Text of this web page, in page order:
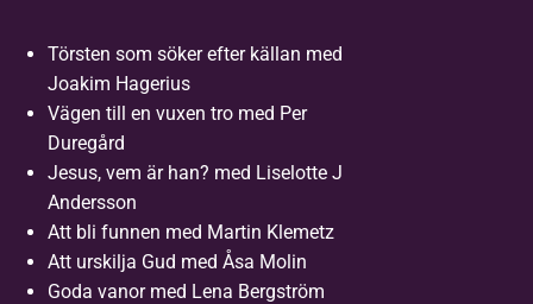
Törsten som söker efter källan med
Joakim Hagerius
Vägen till en vuxen tro med Per
Duregård
Jesus, vem är han? med Liselotte J
Andersson
Att bli funnen med Martin Klemetz
Att urskilja Gud med Åsa Molin
Goda vanor med Lena Bergström